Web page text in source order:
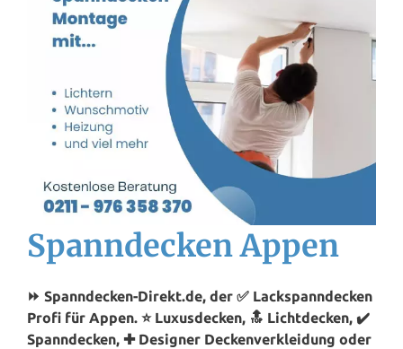
Spanndecken Appen
⏩ Spanndecken-Direkt.de, der ✅ Lackspanndecken
Profi für Appen. ⭐ Luxusdecken, 🔝 Lichtdecken, ✔️
Spanndecken, ✚ Designer Deckenverkleidung oder